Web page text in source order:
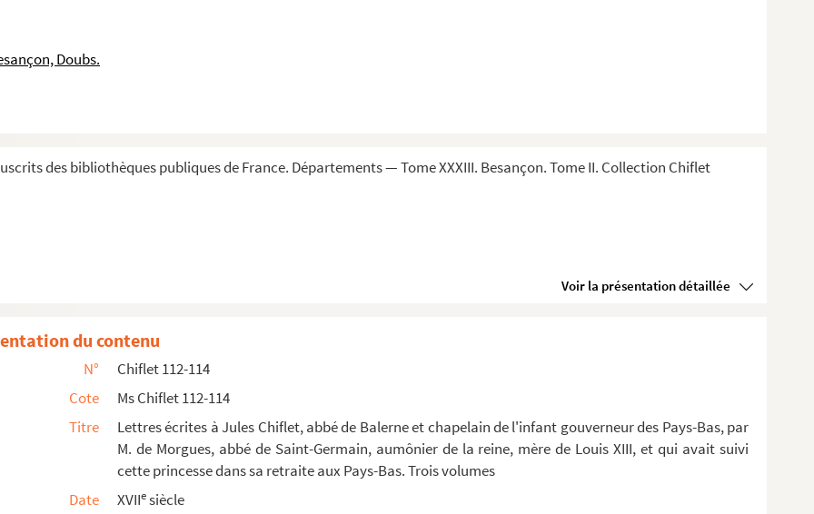
Doubs.
des bibliothèques publiques de France. Départements — Tome XXXIII. Besançon. Tome II. Collection Chiflet
Voir la présentation détaillée
à Jules et à Jean Chiflet. Quatrième volume (1644...
à divers membres de la famille Chiflet
et à Jules Chiflet, par trois gouverneurs de la Franche-C...
de la Franche-Comté
originaires de la Franche-Comté ou alliées à des mai...
du contenu
N°
Chiflet 112-114
Cote
Ms Chiflet 112-114
Titre
Lettres écrites à Jules Chiflet, abbé de Balerne et chapelain de l'infant gouverneur des Pays-Bas, par
M. de Morgues, abbé de Saint-Germain, aumônier de la reine, mère de Louis XIII, et qui avait suivi
cette princesse dans sa retraite aux Pays-Bas. Trois volumes
Date
XVIIesiècle